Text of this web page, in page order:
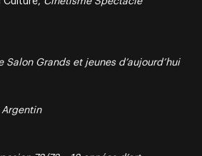
Salon Grands et jeunes d’aujourd’hui